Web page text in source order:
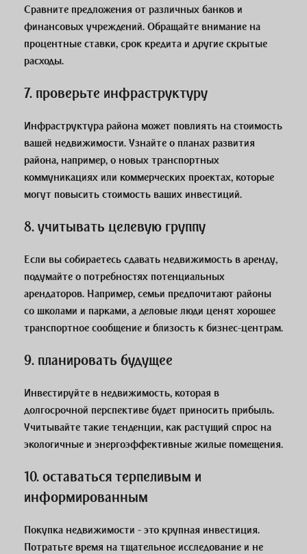
Сравните предложения от различных банков и
финансовых учреждений. Обращайте внимание на
процентные ставки, срок кредита и другие скрытые
расходы.
7. проверьте инфраструктуру
Инфраструктура района может повлиять на стоимость
вашей недвижимости. Узнайте о планах развития
района, например, о новых транспортных
коммуникациях или коммерческих проектах, которые
могут повысить стоимость ваших инвестиций.
8. учитывать целевую группу
Если вы собираетесь сдавать недвижимость в аренду,
подумайте о потребностях потенциальных
арендаторов. Например, семьи предпочитают районы
со школами и парками, а деловые люди ценят хорошее
транспортное сообщение и близость к бизнес-центрам.
9. планировать будущее
Инвестируйте в недвижимость, которая в
долгосрочной перспективе будет приносить прибыль.
Учитывайте такие тенденции, как растущий спрос на
экологичные и энергоэффективные жилые помещения.
10. оставаться терпеливым и
информированным
Покупка недвижимости - это крупная инвестиция.
Потратьте время на тщательное исследование и не